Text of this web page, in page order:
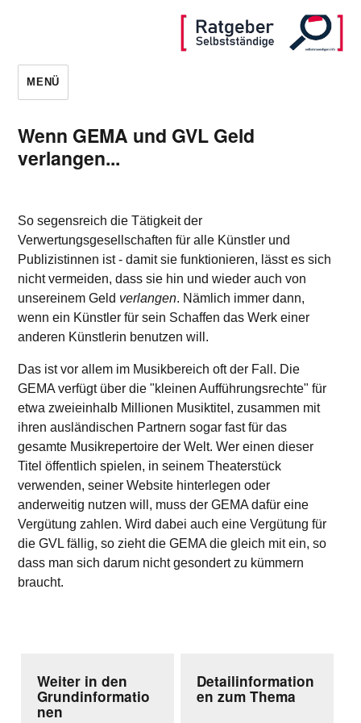
MENÜ
Wenn GEMA und GVL Geld
verlangen...
So segensreich die Tätigkeit der
Verwertungsgesellschaften für alle Künstler und
Publizistinnen ist - damit sie funktionieren, lässt es sich
nicht vermeiden, dass sie hin und wieder auch von
unsereinem Geld verlangen. Nämlich immer dann,
wenn ein Künstler für sein Schaffen das Werk einer
anderen Künstlerin benutzen will.
Das ist vor allem im Musikbereich oft der Fall. Die
GEMA verfügt über die "kleinen Aufführungsrechte" für
etwa zweieinhalb Millionen Musiktitel, zusammen mit
ihren ausländischen Partnern sogar fast für das
gesamte Musikrepertoire der Welt. Wer einen dieser
Titel öffentlich spielen, in seinem Theaterstück
verwenden, seiner Website hinterlegen oder
anderweitig nutzen will, muss der GEMA dafür eine
Vergütung zahlen. Wird dabei auch eine Vergütung für
die GVL fällig, so zieht die GEMA die gleich mit ein, so
dass man sich darum nicht gesondert zu kümmern
braucht.
Weiter in den
Grundinformatio
nen
Detailinformation
en zum Thema